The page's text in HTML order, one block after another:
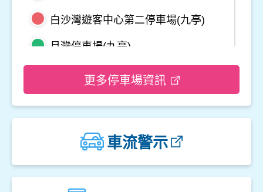
白沙灣遊客中心第二停車場(九亭)
月灣停車場(九亭)
野柳地質公園停車場
觀音山遊客中心停車場一
楓櫃斗湖停車場
更多停車場資訊
車流警示